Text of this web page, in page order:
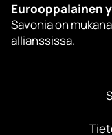
Eurooppalainen
Savonia on
allianssissa.